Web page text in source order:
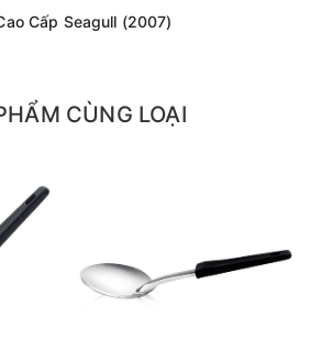
Cấp Seagull (2007)
CÙNG LOẠI